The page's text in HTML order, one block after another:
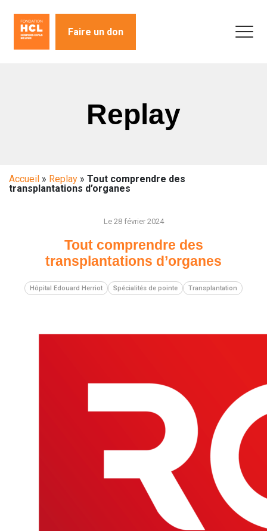
Faire un don
Replay
Accueil » Replay » Tout comprendre des
transplantations d’organes
Le 28 février 2024
Tout comprendre des
transplantations d’organes
Hôpital Edouard Herriot Spécialités de pointe Transplantation